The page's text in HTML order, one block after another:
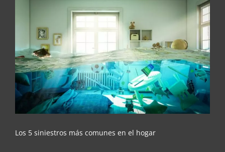
Los 5 siniestros más comunes en el hogar
Los 5 siniestros más comunes en el hogar